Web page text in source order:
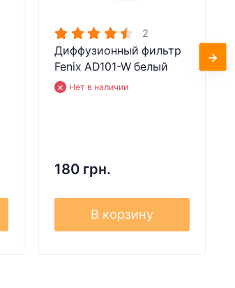
2
Диффузионный фильтр
Fenix AD101-W белый
Нет в наличии
180 грн.
В корзину